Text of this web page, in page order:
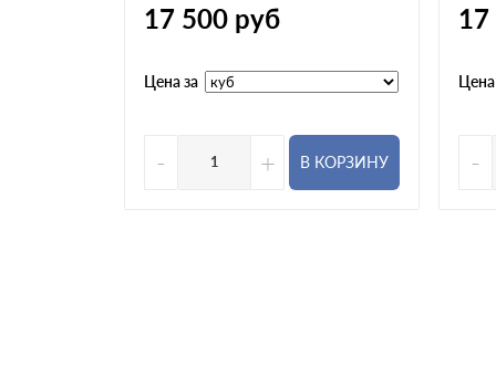
17 500 руб
Цена за
- + В КОРЗИНУ
17
Цена
-